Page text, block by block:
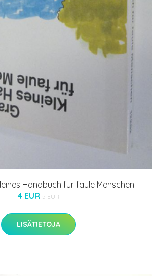
Handbuch fur faule Menschen
4 EUR 5 EUR
LISÄTIETOJA